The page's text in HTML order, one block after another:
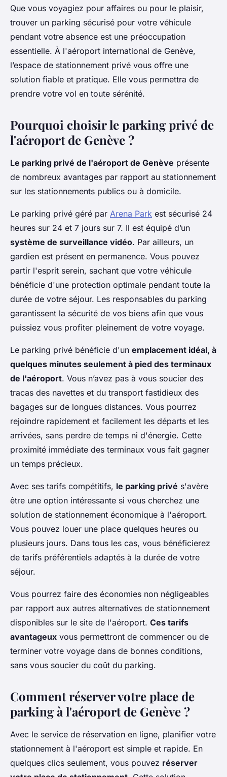
Garez votre véhicule au
parking privé de l'aéroport de
Genève au cours de votre
voyage
admin•27 décembre 2024•3 min de lecture
Que vous voyagiez pour affaires ou pour le plaisir,
trouver un parking sécurisé pour votre véhicule
pendant votre absence est une préoccupation
essentielle. À l'aéroport international de Genève,
l’espace de stationnement privé vous offre une
solution fiable et pratique. Elle vous permettra de
prendre votre vol en toute sérénité.
Pourquoi choisir le parking privé de
l'aéroport de Genève ?
Le parking privé de l'aéroport de Genève présente
de nombreux avantages par rapport au stationnement
sur les stationnements publics ou à domicile.
Le parking privé géré par Arena Park est sécurisé 24
heures sur 24 et 7 jours sur 7. Il est équipé d’un
système de surveillance vidéo. Par ailleurs, un
gardien est présent en permanence. Vous pouvez
partir l'esprit serein, sachant que votre véhicule
bénéficie d'une protection optimale pendant toute la
durée de votre séjour. Les responsables du parking
garantissent la sécurité de vos biens afin que vous
puissiez vous profiter pleinement de votre voyage.
Le parking privé bénéficie d'un emplacement idéal, à
quelques minutes seulement à pied des terminaux
de l'aéroport. Vous n’avez pas à vous soucier des
tracas des navettes et du transport fastidieux des
bagages sur de longues distances. Vous pourrez
rejoindre rapidement et facilement les départs et les
arrivées, sans perdre de temps ni d'énergie. Cette
proximité immédiate des terminaux vous fait gagner
un temps précieux.
Avec ses tarifs compétitifs, le parking privé s'avère
être une option intéressante si vous cherchez une
solution de stationnement économique à l'aéroport.
Vous pouvez louer une place quelques heures ou
plusieurs jours. Dans tous les cas, vous bénéficierez
de tarifs préférentiels adaptés à la durée de votre
séjour.
Vous pourrez faire des économies non négligeables
par rapport aux autres alternatives de stationnement
disponibles sur le site de l'aéroport. Ces tarifs
avantageux vous permettront de commencer ou de
terminer votre voyage dans de bonnes conditions,
sans vous soucier du coût du parking.
Comment réserver votre place de
parking à l'aéroport de Genève ?
Avec le service de réservation en ligne, planifier votre
stationnement à l'aéroport est simple et rapide. En
quelques clics seulement, vous pouvez réserver